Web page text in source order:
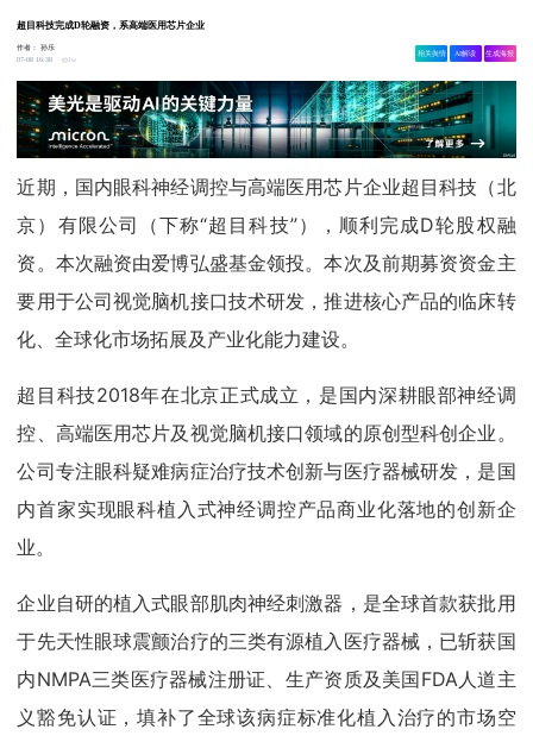
超目科技完成D轮融资，系高端医用芯片企业
作者：孙乐
07-08 16:38
1w
相关舆情 AI解读 生成海报
近期，国内眼科神经调控与高端医用芯片企业超目科技（北
京）有限公司（下称“超目科技”），顺利完成D轮股权融
资。本次融资由爱博弘盛基金领投。本次及前期募资资金主
要用于公司视觉脑机接口技术研发，推进核心产品的临床转
化、全球化市场拓展及产业化能力建设。
超目科技2018年在北京正式成立，是国内深耕眼部神经调
控、高端医用芯片及视觉脑机接口领域的原创型科创企业。
公司专注眼科疑难病症治疗技术创新与医疗器械研发，是国
内首家实现眼科植入式神经调控产品商业化落地的创新企
业。
企业自研的植入式眼部肌肉神经刺激器，是全球首款获批用
于先天性眼球震颤治疗的三类有源植入医疗器械，已斩获国
内NMPA三类医疗器械注册证、生产资质及美国FDA人道主
义豁免认证，填补了全球该病症标准化植入治疗的市场空